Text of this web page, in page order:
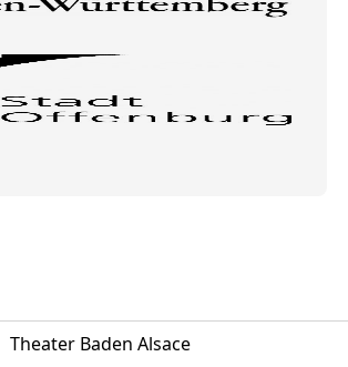
Theater Baden Alsace